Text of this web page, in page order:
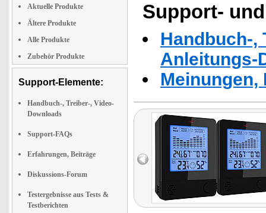
Aktuelle Produkte
Ältere Produkte
Alle Produkte
Zubehör Produkte
Support-Elemente:
Handbuch-, Treiber-, Video-
Downloads
Support-FAQs
Erfahrungen, Beiträge
Diskussions-Forum
Testergebnisse aus Tests &
Testberichten
Support-
Handbuch-,
Anleitungs-